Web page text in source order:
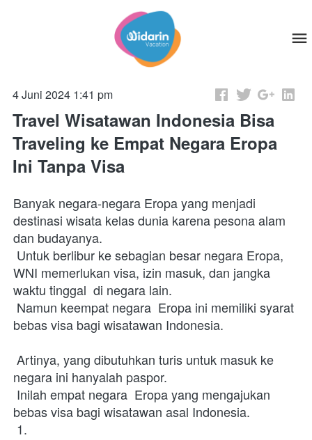
4 Juni 2024 1:41 pm
Travel Wisatawan Indonesia Bisa
Traveling ke Empat Negara Eropa
Ini Tanpa Visa
Banyak negara-negara Eropa yang menjadi
destinasi wisata kelas dunia karena pesona alam
dan budayanya.
WNI memerlukan visa, izin masuk, dan jangka
waktu tinggal  di negara lain.
bebas visa bagi wisatawan Indonesia.
negara ini hanyalah paspor.
bebas visa bagi wisatawan asal Indonesia.
1.